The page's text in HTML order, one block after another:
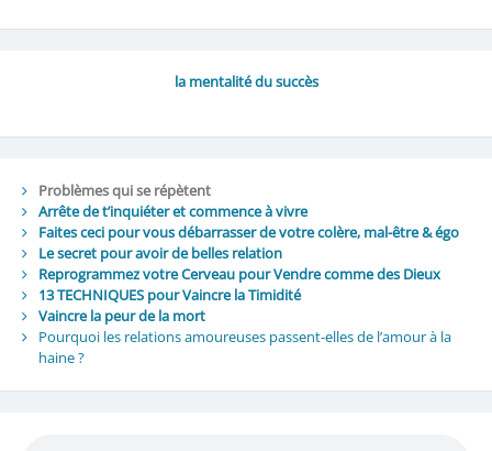
la mentalité du succès
Problèmes qui se répètent
Arrête de t’inquiéter et commence à vivre
Faites ceci pour vous débarrasser de votre colère, mal-être & égo
Le secret pour avoir de belles relation
Reprogrammez votre Cerveau pour Vendre comme des Dieux
13 TECHNIQUES pour Vaincre la Timidité
Vaincre la peur de la mort
Pourquoi les relations amoureuses passent-elles de l’amour à la
haine ?